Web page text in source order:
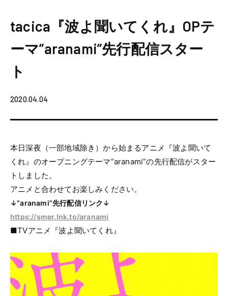
tacica『波よ聞いてくれ』OPテ
ーマ”aranami”先行配信スター
ト
2020.04.04
本日深夜（一部地域除き）から始まるアニメ『波よ聞いて
くれ』のオープニングテーマ”aranami”の先行配信がスター
トしました。
アニメと合わせてお楽しみください。
↓”aranami”先行配信リンク↓
https://smer.lnk.to/aranami
■TVアニメ『波よ聞いてくれ』